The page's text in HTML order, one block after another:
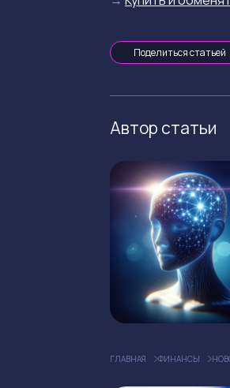
Поделиться статьей
Автор статьи
ГЛАВНАЯ ФИНАНСЫ